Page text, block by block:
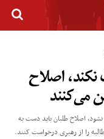
نکند، اصلاح
می‌کنند
اصلاح طلبان باید دست به
را از رهبری درخواست کنند.